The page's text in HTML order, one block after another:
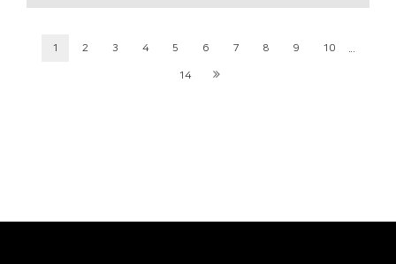
1 2 3 4 5 6 7 8 9 10
14